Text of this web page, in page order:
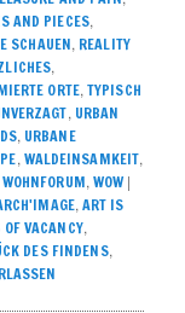
AND PIECES,
SCHAUEN, REALITY
,
ORTE, TYPISCH
, URBAN
, URBANE
, WALDEINSAMKEIT,
, WOW |
, ART IS
VACANCY,
DES FINDENS,